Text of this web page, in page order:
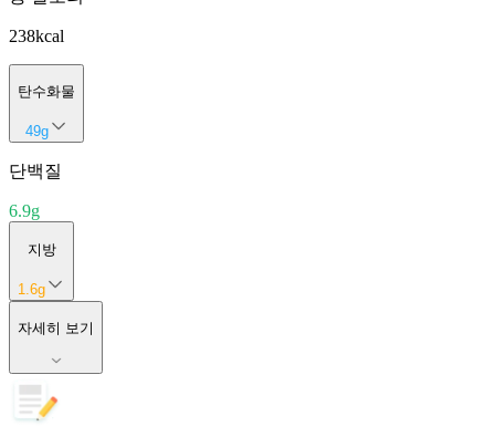
238kcal
탄수화물
49g
단백질
6.9g
지방
1.6g
자세히 보기